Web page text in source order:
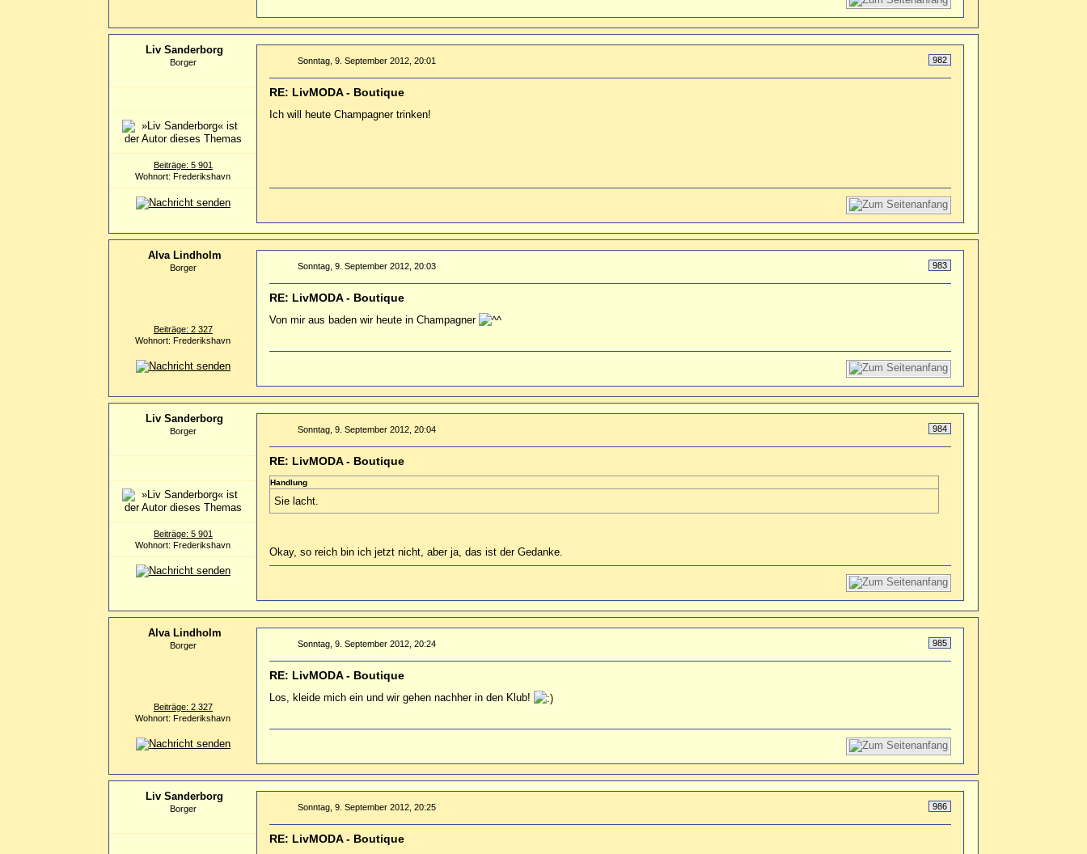
Liv Sanderborg
Borger
Beiträge: 5 901
Wohnort: Frederikshavn
982
Sonntag, 9. September 2012, 20:01
RE: LivMODA - Boutique
Ich will heute Champagner trinken!
Alva Lindholm
Borger
Beiträge: 2 327
Wohnort: Frederikshavn
983
Sonntag, 9. September 2012, 20:03
RE: LivMODA - Boutique
Von mir aus baden wir heute in Champagner
Liv Sanderborg
Borger
Beiträge: 5 901
Wohnort: Frederikshavn
984
Sonntag, 9. September 2012, 20:04
RE: LivMODA - Boutique
Handlung
Sie lacht.
Okay, so reich bin ich jetzt nicht, aber ja, das ist der Gedanke.
Alva Lindholm
Borger
Beiträge: 2 327
Wohnort: Frederikshavn
985
Sonntag, 9. September 2012, 20:24
RE: LivMODA - Boutique
Los, kleide mich ein und wir gehen nachher in den Klub!
Liv Sanderborg
Borger 986
Sonntag, 9. September 2012, 20:25
RE: LivMODA - Boutique